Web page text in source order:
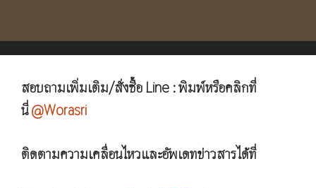
สอบถามเพิ่มเติม/สั่งซื้อ Line : พิมพ์หรือคลิกที่
นี่@Worasri
ติดตามความเคลื่อนไหวและอัพเดทข่าวสารได้ที่